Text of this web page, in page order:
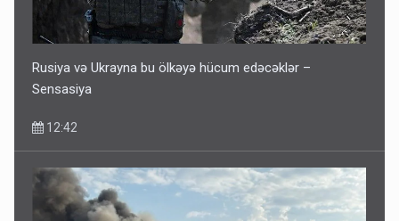
Rusiya və Ukrayna bu ölkəyə hücum edəcəklər –
Sensasiya
12:42